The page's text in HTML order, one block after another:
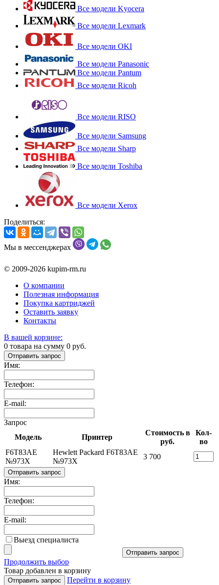
Все модели Kyocera
Все модели Lexmark
Все модели OKI
Все модели Panasonic
Все модели Pantum
Все модели Ricoh
Все модели RISO
Все модели Samsung
Все модели Sharp
Все модели Toshiba
Все модели Xerox
Поделиться:
Мы в мессенджерах
© 2009-2026 kupim-rm.ru
О компании
Полезная информация
Покупка картриджей
Оставить заявку
Контакты
В вашей корзине:
0 товара на сумму 0 руб.
Отправить запрос
Имя:
Телефон:
E-mail:
Запрос
Модель
Принтер
Стоимость в
руб.
Кол-
во
F6T83AE
№973X
Hewlett Packard F6T83AE
№973X
3 700
Отправить запрос
Имя:
Телефон:
E-mail:
Выезд специалиста
Отправить запрос
Продолжить выбор
Товар добавлен в корзину
Отправить запрос Перейти в корзину